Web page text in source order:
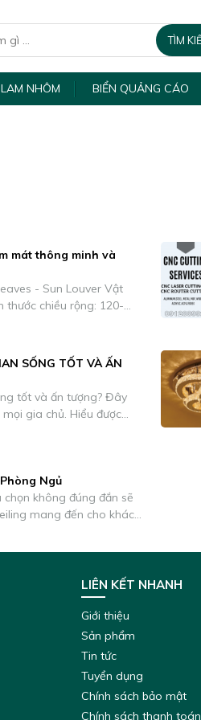
LAM NHÔM BIỂN QUẢNG CÁO
mát thông minh và
- Sun Louver Vật
Chứng chỉ
16:2019/BXD)
SỐNG TỐT VÀ ẤN
tốt và ấn tượng? Đây
gia chủ. Hiểu được
Ngủ
không đúng đắn sẽ
mang đến cho khách
LIÊN KẾT NHANH
Giới thiệu
Sản phẩm
Tin tức
Tuyển dụng
Chính sách bảo mật
Chính sách thanh toán